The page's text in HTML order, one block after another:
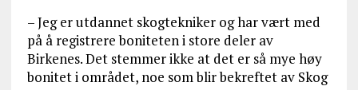
– Jeg er utdannet skogtekniker og har vært med
på å registrere boniteten i store deler av
Birkenes. Det stemmer ikke at det er så mye høy
bonitet i området, noe som blir bekreftet av Skog